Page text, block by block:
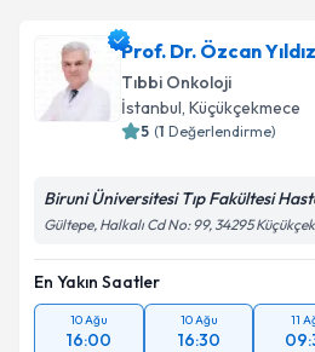
Prof. Dr. Özcan Yıldız
Tıbbi Onkoloji
İstanbul, Küçükçekmece
5 (1 Değerlendirme)
Biruni Üniversitesi Tıp Fakültesi
Gültepe, Halkalı Cd No: 99, 34295
En Yakın Saatler
10 Ağu
16:00
10 Ağu
16:30
11